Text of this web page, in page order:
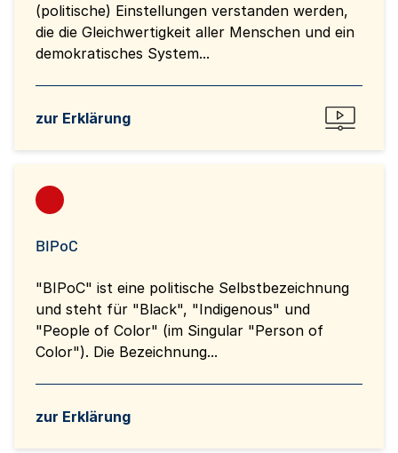
(politische) Einstellungen verstanden werden,
die die Gleichwertigkeit aller Menschen und ein
demokratisches System...
zur Erklärung
BIPoC
"BIPoC" ist eine politische Selbstbezeichnung
und steht für "Black", "Indigenous" und
"People of Color" (im Singular "Person of
Color"). Die Bezeichnung...
zur Erklärung